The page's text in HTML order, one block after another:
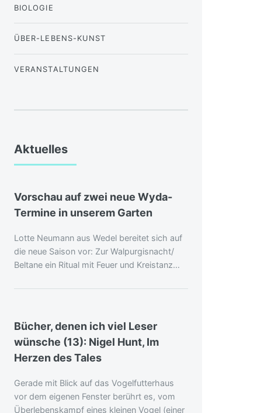
BIOLOGIE
ÜBER-LEBENS-KUNST
VERANSTALTUNGEN
Aktuelles
Vorschau auf zwei neue Wyda-
Termine in unserem Garten
Lotte Neumann aus Wedel bereitet sich auf
die neue Saison vor: Zur Walpurgisnacht/
Beltane ein Ritual mit Feuer und Kreistanz…
Bücher, denen ich viel Leser
wünsche (13): Nigel Hunt, Im
Herzen des Tales
Gerade mit Blick auf das Vogelfutterhaus
vor dem eigenen Fenster berührt es, vom
Überlebenskampf eines kleinen Vogel (einer